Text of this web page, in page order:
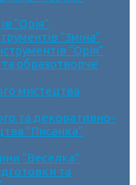
“Орія”
“Зміна”
“Орія”
образотворче
мистецтва
та декоративно-
“Писанка”
“Веселка”
та